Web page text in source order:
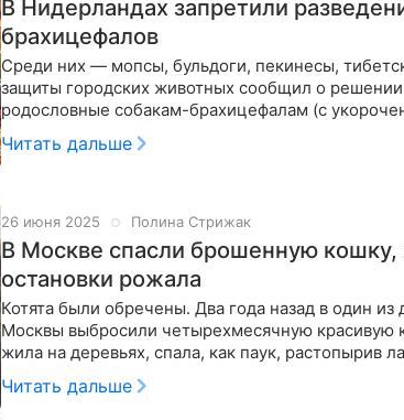
В Нидерландах запретили
брахицефалов
Среди них — мопсы, бульдоги, пекинесы,
защиты городских животных сообщил о
родословные собакам-брахицефалам (с
решение принято решением
Читать дальше
26 июня 2025 Полина Стрижак
В Москве спасли брошенную кошку,
остановки рожала
Котята были обречены. Два года назад в один из
Москвы выбросили четырехмесячную красивую
жила на деревьях, спала, как паук, растопырив
летом можно
Читать дальше